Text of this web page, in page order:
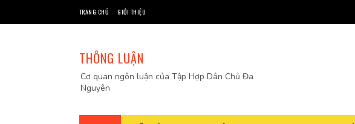
TRANG CHỦ GIỚI THIỆU
THÔNG LUẬN
Cơ quan ngôn luận của Tập Hợp Dân Chủ Đa
Nguyên